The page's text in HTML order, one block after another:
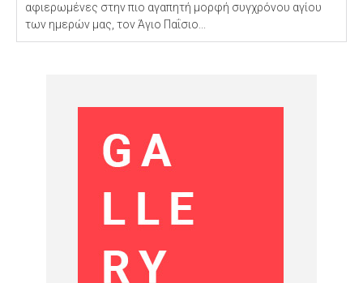
αφιερωμένες στην πιο αγαπητή μορφή συγχρόνου αγίου
των ημερών μας, τον Άγιο Παΐσιο...